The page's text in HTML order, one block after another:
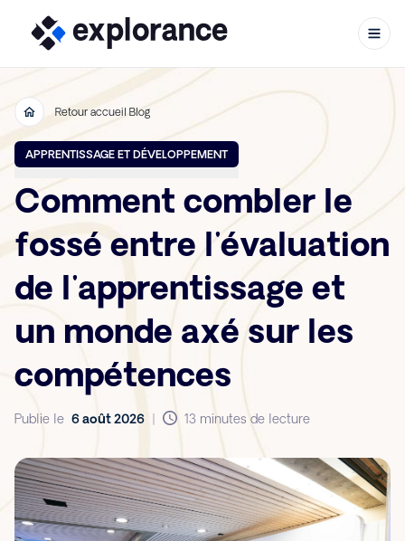
Aller au contenu
Retour accueil Blog
APPRENTISSAGE ET DÉVELOPPEMENT
Comment combler le
fossé entre l'évaluation
de l'apprentissage et
un monde axé sur les
compétences
Publie le 6 août 2026 13 minutes de lecture